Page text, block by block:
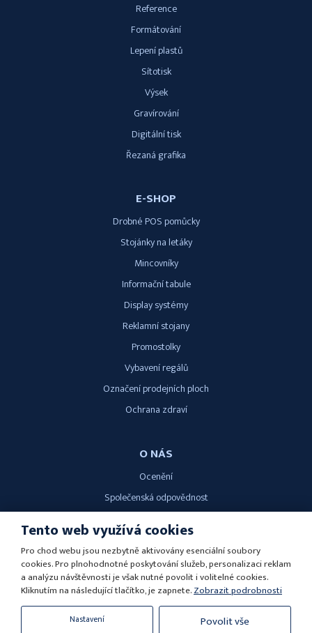
Reference
Formátování
Lepení plastů
Sítotisk
Výsek
Gravírování
Digitální tisk
Řezaná grafika
E-SHOP
Drobné POS pomůcky
Stojánky na letáky
Mincovníky
Informační tabule
Display systémy
Reklamní stojany
Promostolky
Vybavení regálů
Označení prodejních ploch
Ochrana zdraví
O NÁS
Ocenění
Společenská odpovědnost
KONTAKT
SÁRA, s.r.o.
Podnásepní 450/1a, 602 00 Brno
777 565 605
Tento web využívá cookies
Pro chod webu jsou nezbytně aktivovány esenciální soubory
cookies. Pro plnohodnotné poskytování služeb, personalizaci reklam
a analýzu návštěvnosti je však nutné povolit i volitelné cookies.
Kliknutím na následující tlačítko, je zapnete.Zobrazit podrobnosti
Nastavení Povolit vše